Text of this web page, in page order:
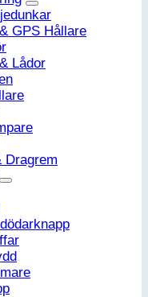
GPS Hållare
Lådor
Dragrem